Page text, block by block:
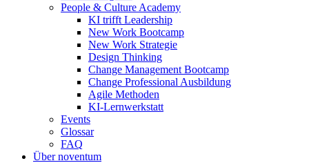
People & Culture Academy
KI trifft Leadership
New Work Bootcamp
New Work Strategie
Design Thinking
Change Management Bootcamp
Change Professional Ausbildung
Agile Methoden
KI-Lernwerkstatt
Events
Glossar
FAQ
Über noventum